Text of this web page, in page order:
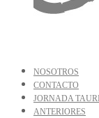
NOSOTROS
CONTACTO
JORNADA
ANTERIORES